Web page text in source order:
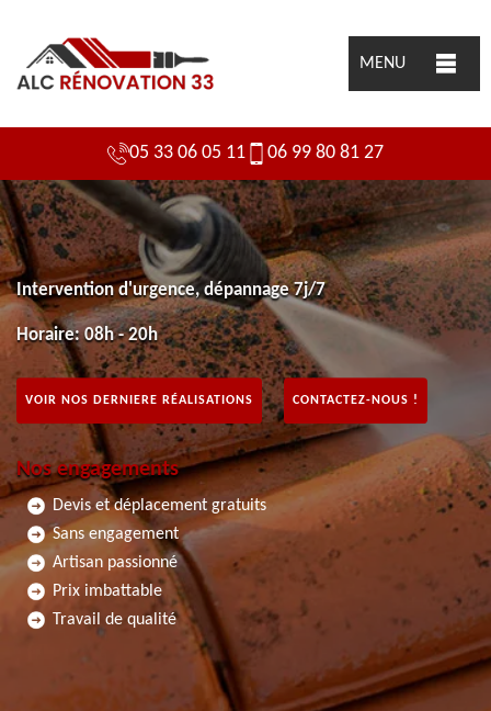
MENU
05 33 06 05 11 06 99 80 81 27
Intervention d'urgence, dépannage 7j/7
Horaire: 08h - 20h
VOIR NOS DERNIERE RÉALISATIONS CONTACTEZ-NOUS !
Nos engagements
Devis et déplacement gratuits
Sans engagement
Artisan passionné
Prix imbattable
Travail de qualité